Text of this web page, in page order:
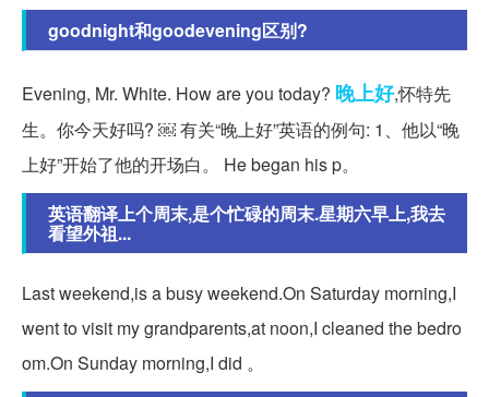
goodnight和goodevening区别?
Evening, Mr. White. How are you today? 晚上好,怀特先
生。你今天好吗? ￼ 有关“晚上好”英语的例句: 1、他以“晚
上好”开始了他的开场白。 He began his p。
英语翻译上个周末,是个忙碌的周末.星期六早上,我去
看望外祖...
Last weekend,is a busy weekend.On Saturday morning,I
went to visit my grandparents,at noon,I cleaned the bedro
om.On Sunday morning,I did 。